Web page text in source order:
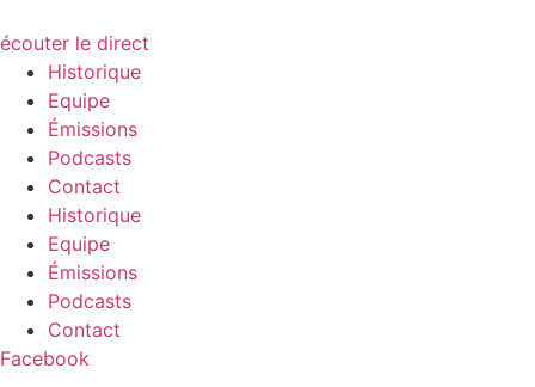
écouter le direct
Historique
Equipe
Émissions
Podcasts
Contact
Historique
Equipe
Émissions
Podcasts
Contact
Facebook